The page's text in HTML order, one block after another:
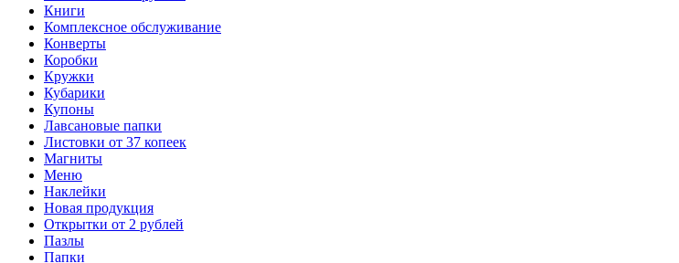
Книги
Комплексное обслуживание
Конверты
Коробки
Кружки
Кубарики
Купоны
Лавсановые папки
Листовки от 37 копеек
Магниты
Меню
Наклейки
Новая продукция
Открытки от 2 рублей
Пазлы
Папки